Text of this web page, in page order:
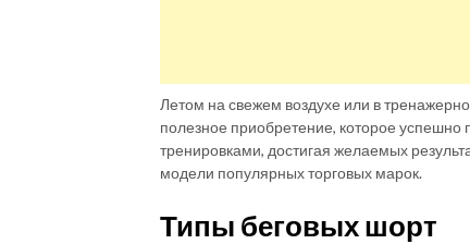
Летом на свежем воздухе или в
полезное приобретение, которое успешно
тренировками, достигая желаемых
модели популярных торговых марок.
Типы беговых шорт